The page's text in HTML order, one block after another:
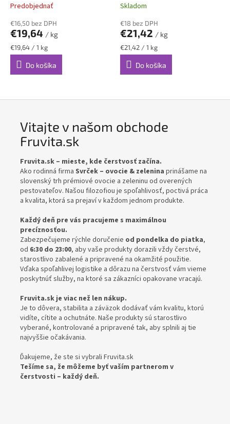
Predobjednať
€16,50 bez DPH
€19,64 / kg
Jednotková
cena:
€19,64 / 1 kg
Do košíka
Skladom
€18 bez DPH
€21,42 / kg
Jednotková
cena:
€21,42 / 1 kg
Do košíka
Vitajte v našom obchode
Fruvita.sk
Fruvita.sk – mieste, kde čerstvosť začína.
Ako rodinná firma Svrček – ovocie & zelenina prinášame na
slovenský trh prémiové ovocie a zeleninu od overených
pestovateľov. Našou filozofiou je spoľahlivosť, poctivá práca
a kvalita, ktorá sa prejaví v každom jednom produkte.
Každý deň pre vás pracujeme s maximálnou
precíznosťou.
Zabezpečujeme rýchle doručenie od pondelka do piatka,
od 6:30 do 23:00, aby vaše produkty dorazili vždy čerstvé,
starostlivo zabalené a pripravené na okamžité použitie.
Vďaka spoľahlivej logistike a dôrazu na čerstvosť vám vieme
poskytnúť služby, na ktoré sa zákazníci opakovane vracajú.
Fruvita.sk je viac než len nákup.
Je to dôvera, stabilita a záväzok dodávať vám kvalitu, ktorú
vidíte, cítite a ochutnáte. Naše produkty sú starostlivo
vyberané, kontrolované a pripravené tak, aby splnili aj tie
najvyššie očakávania.
Ďakujeme, že ste si vybrali Fruvita.sk
Tešíme sa, že môžeme byť vaším partnerom v
čerstvosti – každý deň.